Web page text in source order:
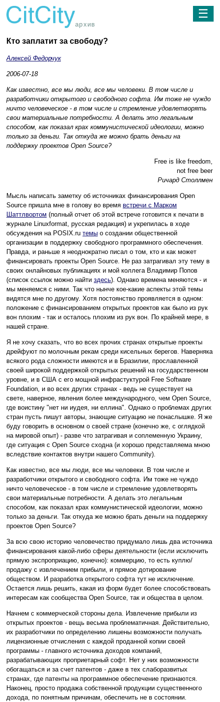
архив
☰
Кто заплатит за свободу?
Алексей Федорчук
2006-07-18
Как известно, все мы люди, все мы человеки. В том числе и
разработчики открытого и свободного софта. Им тоже не чуждо
ничто человеческое - в том числе и стремление удовлетворять
свои материальные потребности. А делать это легальным
способом, как показал крах коммунистической идеологии, можно
только за деньги. Так откуда же можно брать деньги на
поддержку проектов Open Source?
Free is like freedom,
not free beer
Ричард Столлмен
Мысль написать заметку об источниках финансирования Open
Source пришла мне в голову во время встречи с Марком
Шаттлвортом (полный отчет об этой встрече готовится к печати в
журнале Linuxformat, русская редакция) и укрепилась в ходе
обсуждения на POSIX.ru темы о создании общественной
организации в поддержку свободного программного обеспечения.
Правда, и раньше я неоднократно писал о том, кто и как может
финансировать проекты Open Source. Не раз затрагивал эту тему в
своих онлайновых публикациях и мой коллега Владимир Попов
(список ссылок можно найти здесь). Однако времена меняются - и
мы меняемся с ними. Так что нынче кое-какие аспекты этой темы
видятся мне по другому. Хотя постоянство проявляется в одном:
положение с финансированием открытых проектов как было из рук
вон плохим - так и осталось плохим из рук вон. По крайней мере, в
нашей стране.
Я не хочу сказать, что во всех прочих странах открытые проекты
дрейфуют по молочным рекам среди кисельных берегов. Наверняка
всякого рода сложности имеются и в Бразилии, прославленной
своей широкой поддержкой открытых решений на государственном
уровне, и в США с его мощной инфрастуктурой Free Software
Foundation, и во всех других странах - ведь не существует на
свете, наверное, явления более международного, чем Open Source,
где воистину "нет ни иудея, ни еллина". Однако о проблемах других
стран пусть пишут авторы, знающие ситуацию не понаслышке. Я же
буду говорить в основном о своей стране (конечно же, с оглядкой
на мировой опыт) - разве что затрагивая и соплеменную Украину,
где ситуация с Open Source сходна (и хорошо представляема мною
вследствие контактов внутри нашего Community).
Как известно, все мы люди, все мы человеки. В том числе и
разработчики открытого и свободного софта. Им тоже не чуждо
ничто человеческое - в том числе и стремление удовлетворять
свои материальные потребности. А делать это легальным
способом, как показал крах коммунистической идеологии, можно
только за деньги. Так откуда же можно брать деньги на поддержку
проектов Open Source?
За всю свою историю человечество придумало лишь два источника
финансирования какой-либо сферы деятельности (если исключить
прямую экспроприацию, конечно): коммерцию, то есть куплю/
продажу с извлечением прибыли, и прямое дотирование
обществом. И разработка открытого софта тут не исключение.
Остается лишь решить, какая из форм будет более способствовать
интересам как сообщества Open Source, так и общества в целом.
Начнем с коммерческой стороны дела. Извлечение прибыли из
открытых проектов - вещь весьма проблематичная. Действительно,
их разработчики по определению лишены возможности получать
лицензионные отчисления с каждой проданной копии своей
программы - главного источника доходов компаний,
разрабатывающих проприетарный софт. Нет у них возможности
обогащаться и за счет патентов - даже в тех слаборазвитых
странах, где патенты на программное обеспечение признаются.
Наконец, просто продажа собственной продукции существенного
дохода, по понятным причинам, обеспечить не в состоянии.